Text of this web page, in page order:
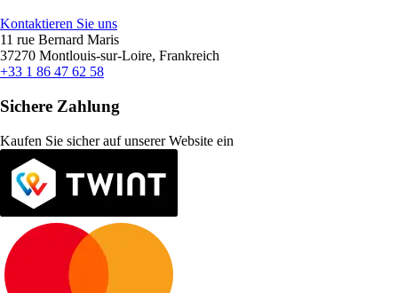
Kontaktieren Sie uns
11 rue Bernard Maris
37270 Montlouis-sur-Loire, Frankreich
+33 1 86 47 62 58
Sichere Zahlung
Kaufen Sie sicher auf unserer Website ein